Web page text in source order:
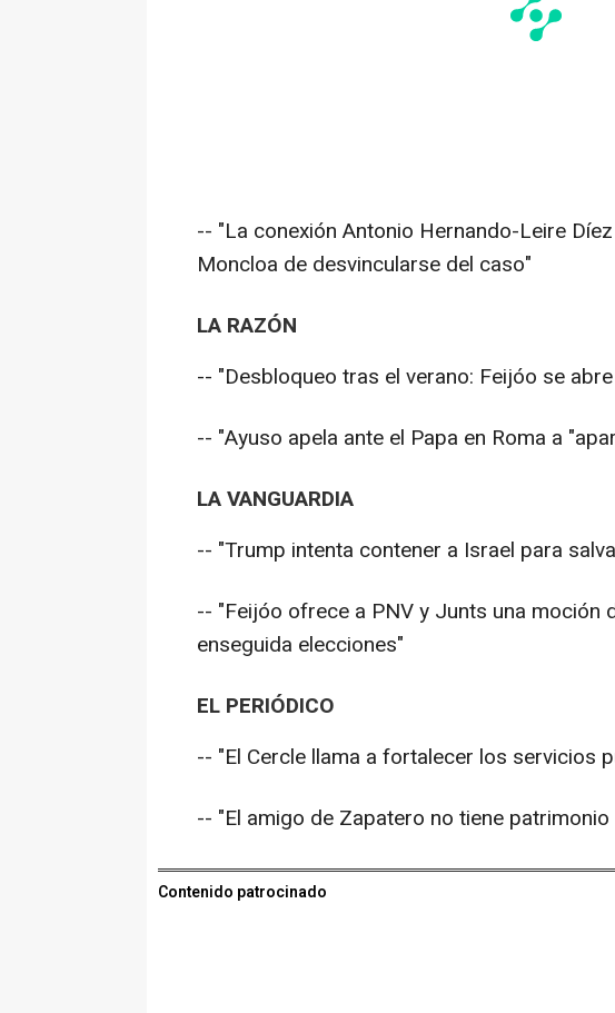
-- "La conexión Antonio Hernando-Leire
Moncloa de desvincularse del caso"
LA RAZÓN
-- "Desbloqueo tras el verano: Feijóo se
-- "Ayuso apela ante el Papa en Roma a
LA VANGUARDIA
-- "Trump intenta contener a Israel para
-- "Feijóo ofrece a PNV y Junts una moción
enseguida elecciones"
EL PERIÓDICO
-- "El Cercle llama a fortalecer los servicios
-- "El amigo de Zapatero no tiene
Contenido patrocinado